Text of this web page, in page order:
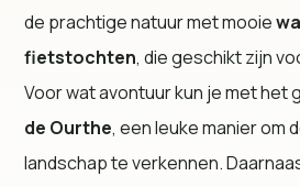
de prachtige natuur met mooie
fietstochten, die geschikt zijn
Voor wat avontuur kun je met het
de Ourthe, een leuke manier om
landschap te verkennen.